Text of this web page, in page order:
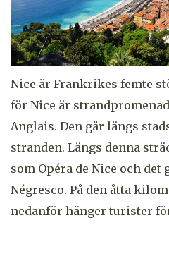
Nice är Frankrikes femte
för Nice är
Anglais. Den går längs
stranden. Längs denna
som Opéra de Nice och det
Négresco. På den åtta
nedanför hänger turister